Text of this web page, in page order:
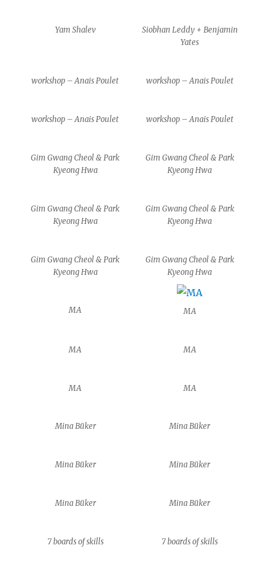
Yam Shalev
Siobhan Leddy + Benjamin
Yates
workshop – Anais Poulet workshop – Anais Poulet
workshop – Anais Poulet workshop – Anais Poulet
Gim Gwang Cheol & Park
Kyeong Hwa
Gim Gwang Cheol & Park
Kyeong Hwa
Gim Gwang Cheol & Park
Kyeong Hwa
Gim Gwang Cheol & Park
Kyeong Hwa
Gim Gwang Cheol & Park
Kyeong Hwa
Gim Gwang Cheol & Park
Kyeong Hwa
MA MA
MA MA
MA MA
Mina Büker Mina Büker
Mina Büker Mina Büker
Mina Büker Mina Büker
7 boards of skills 7 boards of skills